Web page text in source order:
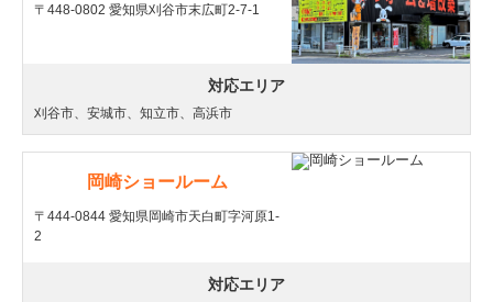
〒448-0802 愛知県刈谷市末広町2-7-1
対応エリア
刈谷市、安城市、知立市、高浜市
岡崎ショールーム
〒444-0844 愛知県岡崎市天白町字河原1-
2
対応エリア